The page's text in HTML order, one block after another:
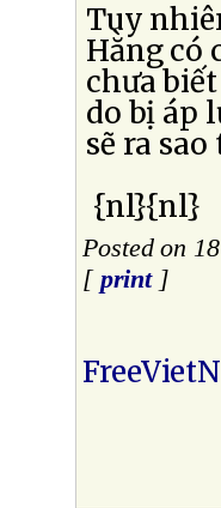
Tuy
Hằng có
chưa
do bị áp
sẽ ra
{nl}{nl}
Posted on
[ print]